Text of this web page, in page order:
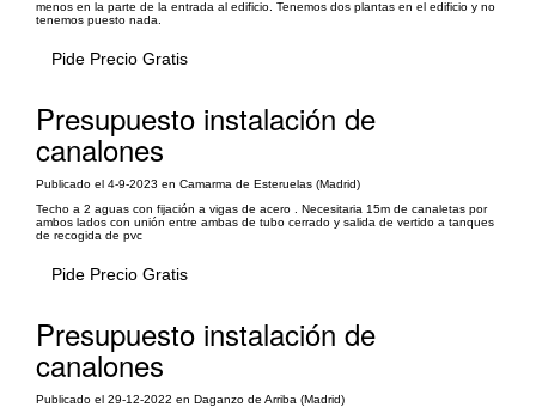
menos en la parte de la entrada al edificio. Tenemos dos plantas en el edificio y no
tenemos puesto nada.
Pide Precio Gratis
Presupuesto instalación de
canalones
Publicado el 4-9-2023 en Camarma de Esteruelas (Madrid)
Techo a 2 aguas con fijación a vigas de acero . Necesitaria 15m de canaletas por
ambos lados con unión entre ambas de tubo cerrado y salida de vertido a tanques
de recogida de pvc
Pide Precio Gratis
Presupuesto instalación de
canalones
Publicado el 29-12-2022 en Daganzo de Arriba (Madrid)